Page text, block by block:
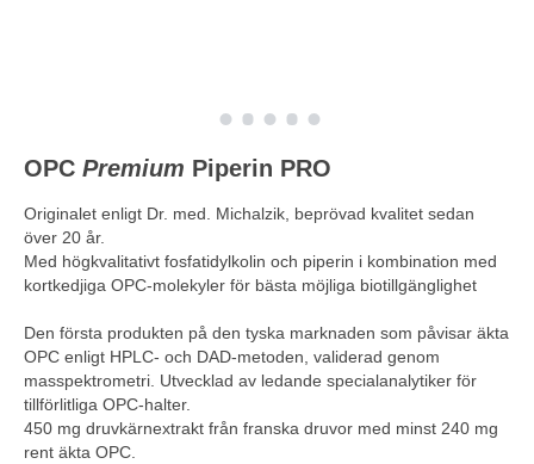
OPC Premium Piperin PRO
Originalet enligt Dr. med. Michalzik, beprövad kvalitet sedan
över 20 år.
Med högkvalitativt fosfatidylkolin och piperin i kombination med
kortkedjiga OPC-molekyler för bästa möjliga biotillgänglighet
Den första produkten på den tyska marknaden som påvisar äkta
OPC enligt HPLC- och DAD-metoden, validerad genom
masspektrometri. Utvecklad av ledande specialanalytiker för
tillförlitliga OPC-halter.
450 mg druvkärnextrakt från franska druvor med minst 240 mg
rent äkta OPC.